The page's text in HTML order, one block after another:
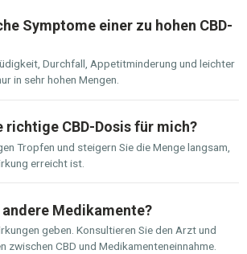
Symptome einer zu hohen CBD-
Durchfall, Appetitminderung und leichter
in sehr hohen Mengen.
richtige CBD-Dosis für mich?
Tropfen und steigern Sie die Menge langsam,
erreicht ist.
andere Medikamente?
geben. Konsultieren Sie den Arzt und
zwischen CBD und Medikamenteneinnahme.